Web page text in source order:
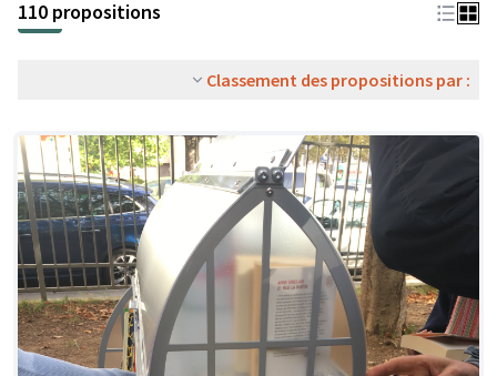
110 propositions
Classement des propositions par :